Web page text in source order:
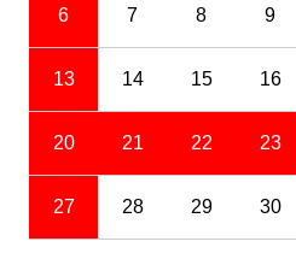
6 7 8 9
13 14 15 16
20 21 22 23
27 28 29 30